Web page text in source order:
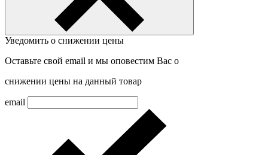
Уведомить о снижении цены
Оставьте свой email и мы оповестим Вас о
снижении цены на данный товар
email